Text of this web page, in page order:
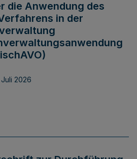
die Anwendung des
in der
2026